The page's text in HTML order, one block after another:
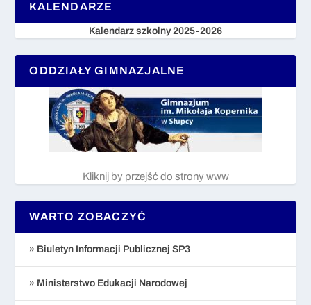
KALENDARZE
Kalendarz szkolny 2025-2026
ODDZIAŁY GIMNAZJALNE
Kliknij by przejść do strony www
WARTO ZOBACZYĆ
» Biuletyn Informacji Publicznej SP3
» Ministerstwo Edukacji Narodowej